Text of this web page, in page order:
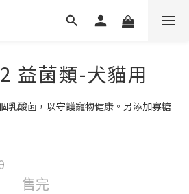
益菌類-犬貓用
乳酸菌，以守護寵物健康。另添加寡糖
售完